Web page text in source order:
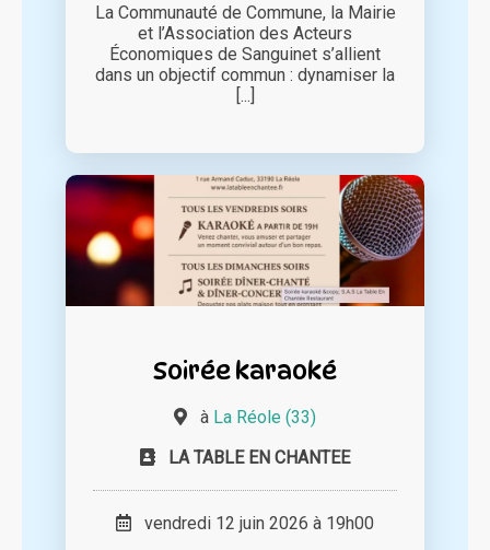
La Communauté de Commune, la Mairie
et l’Association des Acteurs
Économiques de Sanguinet s’allient
dans un objectif commun : dynamiser la
[...]
Soirée karaoké
à La Réole (33)
LA TABLE EN CHANTEE
vendredi 12 juin 2026 à 19h00